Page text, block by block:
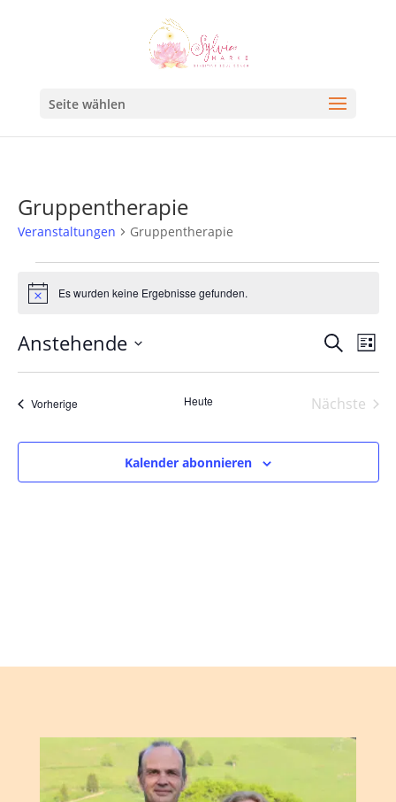
Seite wählen
Gruppentherapie
Veranstaltungen Gruppentherapie
HinweisEs wurden keine Ergebnisse gefunden.
Suche
und
SucheListe
Anstehende
Datum
wählen.
VorherigeVeranstaltungen Heute
Nächste
Kalender abonnieren